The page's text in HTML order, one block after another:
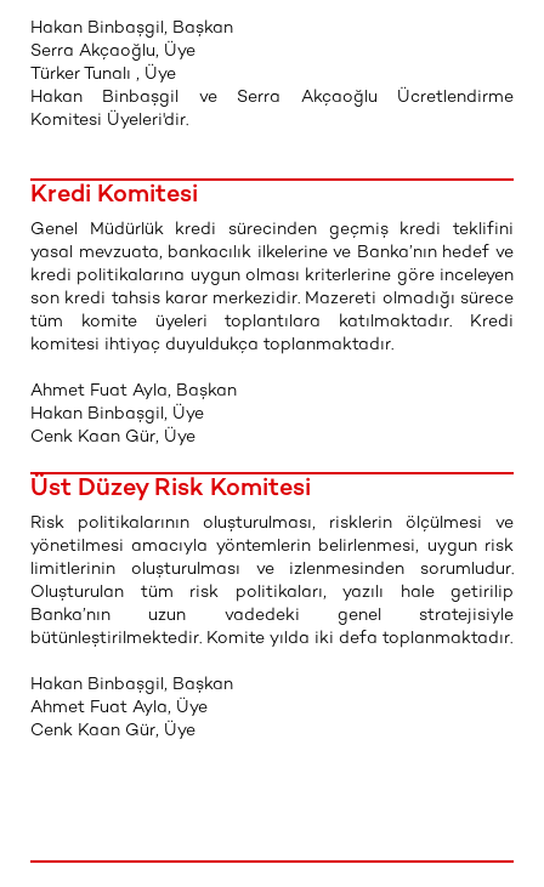
Hakan Binbaşgil, Başkan
Serra Akçaoğlu, Üye
Türker Tunalı , Üye
Hakan Binbaşgil ve Serra Akçaoğlu Ücretlendirme
Komitesi Üyeleri'dir.
Kredi Komitesi
Genel Müdürlük kredi sürecinden geçmiş kredi teklifini
yasal mevzuata, bankacılık ilkelerine ve Banka’nın hedef ve
kredi politikalarına uygun olması kriterlerine göre inceleyen
son kredi tahsis karar merkezidir. Mazereti olmadığı sürece
tüm komite üyeleri toplantılara katılmaktadır. Kredi
komitesi ihtiyaç duyuldukça toplanmaktadır.
Ahmet Fuat Ayla, Başkan
Hakan Binbaşgil, Üye
Cenk Kaan Gür, Üye
Üst Düzey Risk Komitesi
Risk politikalarının oluşturulması, risklerin ölçülmesi ve
yönetilmesi amacıyla yöntemlerin belirlenmesi, uygun risk
limitlerinin oluşturulması ve izlenmesinden sorumludur.
Oluşturulan tüm risk politikaları, yazılı hale getirilip
Banka’nın uzun vadedeki genel stratejisiyle
bütünleştirilmektedir. Komite yılda iki defa toplanmaktadır.
Hakan Binbaşgil, Başkan
Ahmet Fuat Ayla, Üye
Cenk Kaan Gür, Üye